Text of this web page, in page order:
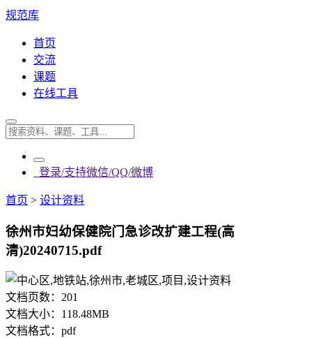
规范库
首页
交流
课题
在线工具
登录/支持微信/QQ/微博
首页 > 设计资料
徐州市妇幼保健院门急诊改扩建工程(高
清)20240715.pdf
文档页数： 201
文档大小： 118.48MB
文档格式： pdf